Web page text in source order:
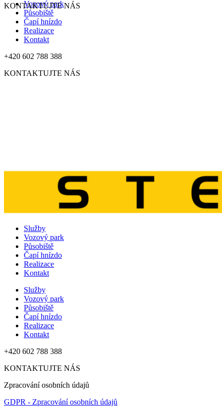
Vozový park
Působiště
Čapí hnízdo
Realizace
Kontakt
+420 602 788 388
KONTAKTUJTE NÁS
Služby
Vozový park
Působiště
Čapí hnízdo
Realizace
Kontakt
Služby
Vozový park
Působiště
Čapí hnízdo
Realizace
Kontakt
+420 602 788 388
KONTAKTUJTE NÁS
KONTAKTUJTE NÁS
Zpracování osobních údajů
GDPR - Zpracování osobních údajů